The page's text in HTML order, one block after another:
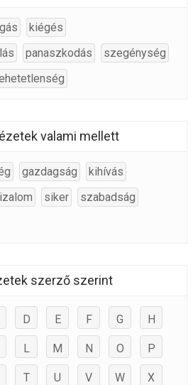
kiégés
panaszkodás
szegénység
valami mellett
gazdagság
kihívás
siker
szabadság
szerző szerint
D E F G H
L M N O P
T U V W X